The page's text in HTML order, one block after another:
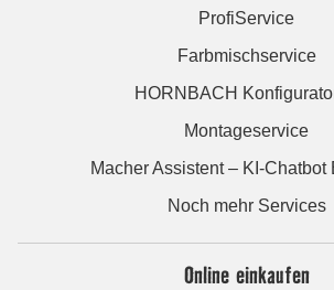
ProfiService
Farbmischservice
HORNBACH
Montageservice
Macher Assistent – KI-Chatbot
Noch mehr Services
Online einkaufen